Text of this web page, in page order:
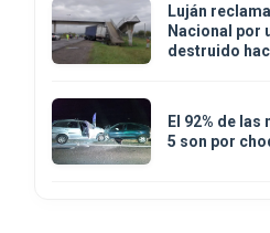
Luján
Nacional por
destruido
El 92% de las
5 son por